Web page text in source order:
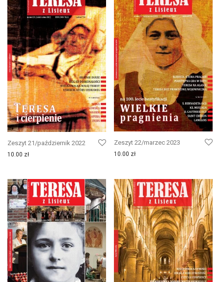
Zeszyt 21/październik 2022
10.00 zł
Zeszyt 22/marzec 2023
10.00 zł